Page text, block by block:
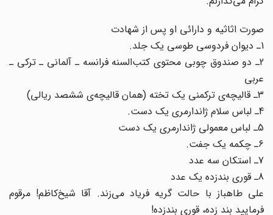
صورت اثاثیه و دارائی او پس از شهادت
2ـ دو صندوق چوبی محتوی کتب‌السنه فرانسه ـ آلمانی ـ ترکی ـ
عربی
علی طاهباز با حالت گریه فریاد می‌زند. آقا شیخ‌کاظم! مرقوم
فرمایید بند زده، قوری بندزده!